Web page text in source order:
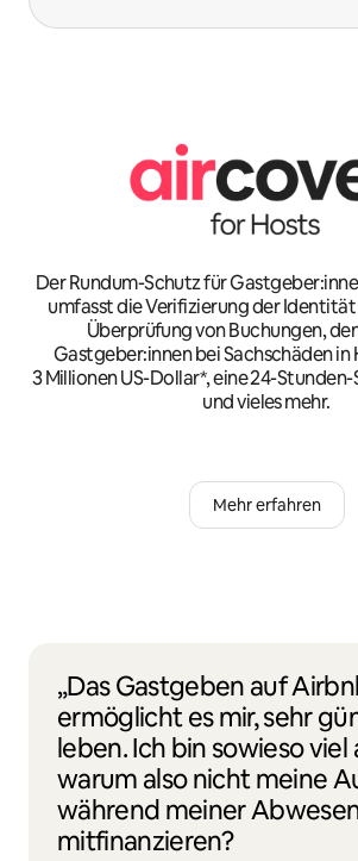
Der Rundum-Schutz für
umfasst die Verifizierung der
Überprüfung von Buchungen,
Gastgeber:innen bei Sachschäden in
3 Millionen US-Dollar*, eine 24-
und vieles mehr.
Mehr erfahren
„Das Gastgeben auf
ermöglicht es mir, sehr
leben. Ich bin sowieso viel
warum also nicht meine
während meiner
mitfinanzieren?